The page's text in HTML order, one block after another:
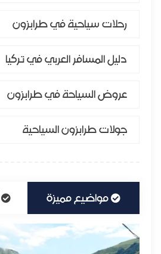
رحلات سياحية في طرابزون
دليل المسافر العربي في تركيا
عروض السياحة في طرابزون
جولات طرابزون السياحية
مواضيع مميزة